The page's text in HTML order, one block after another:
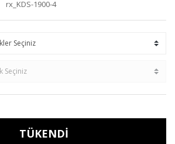
rx_KDS-1900-4
TÜKENDİ